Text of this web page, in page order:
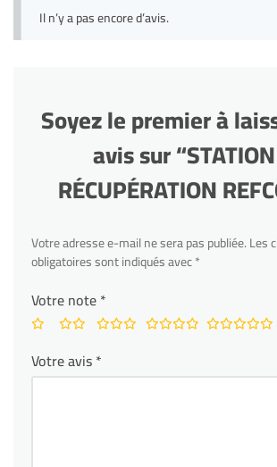
Il n’y a pas encore d’avis.
Soyez le premier à
avis sur
RÉCUPÉRATION
Votre adresse e-mail ne sera pas publiée.Les
obligatoires sont indiqués avec*
Votre note*
Votre avis*